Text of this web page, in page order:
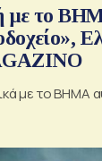
με το
με το ΒΗΜΑ